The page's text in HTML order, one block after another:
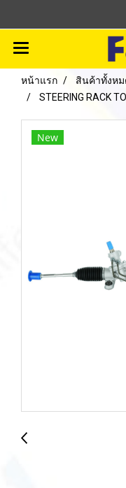
หน้าแรก สินค้าทั้งหม
STEERING RACK
New